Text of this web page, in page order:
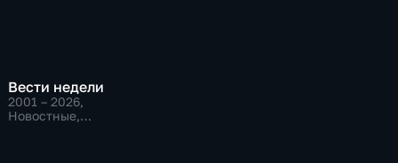
Вести недели
2001 – 2026,
Новостные,